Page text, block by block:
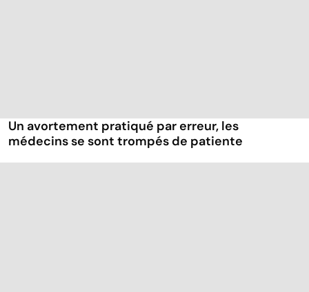
Un avortement pratiqué par erreur, les
médecins se sont trompés de patiente